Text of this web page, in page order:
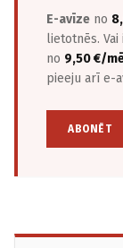
E-avīze no
lietotnēs. Vai
no 9,50 €/
pieeju arī e-
ABONĒT